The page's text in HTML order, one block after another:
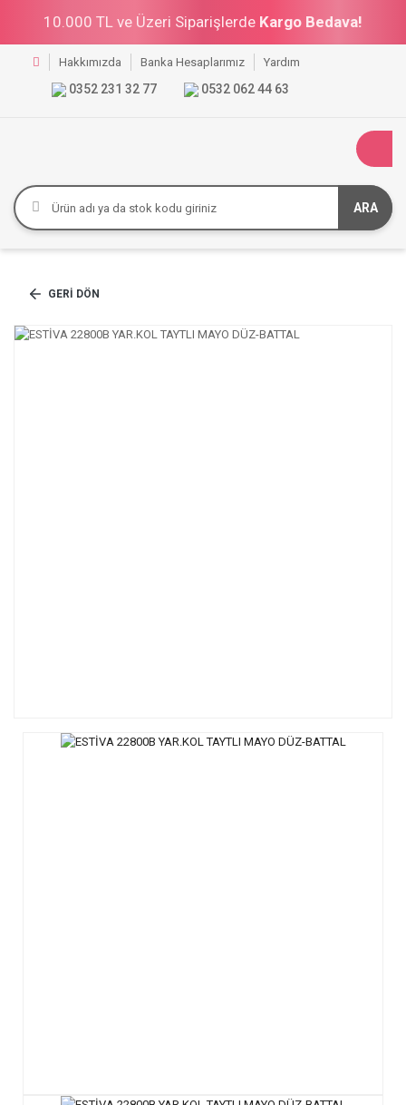
10.000 TL ve Üzeri Siparişlerde Kargo Bedava!
Hakkımızda Banka Hesaplarımız Yardım
0352 231 32 77 0532 062 44 63
ARA
GERI DÖN